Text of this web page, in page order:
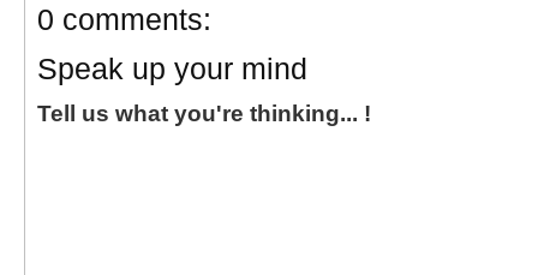
0 comments:
Speak up your mind
Tell us what you're thinking... !